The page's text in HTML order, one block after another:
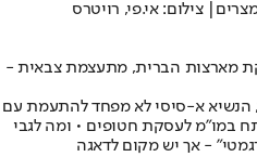
צילום: אי.פי, רויטרס
מארצות הברית, מתעצמת צבאית -
הנשיא א-סיסי לא מפחד להתעמת עם
במו"מ לעסקת חטופים • ומה לגבי
- אך יש מקום לדאגה